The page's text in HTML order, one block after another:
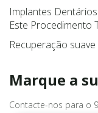
Implantes
Este Procedimento
Recuperação
Marque a
Contacte-nos para o